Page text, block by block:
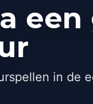
in de